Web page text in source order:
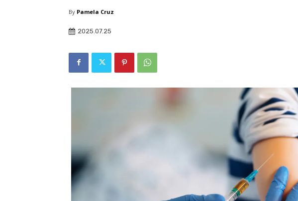
By Pamela Cruz
2025.07.25